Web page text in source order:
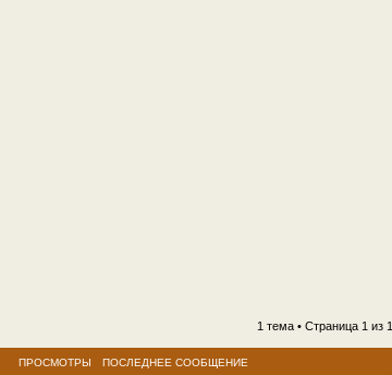
1 тема • Страница 1 из 1
ПРОСМОТРЫ ПОСЛЕДНЕЕ СООБЩЕНИЕ